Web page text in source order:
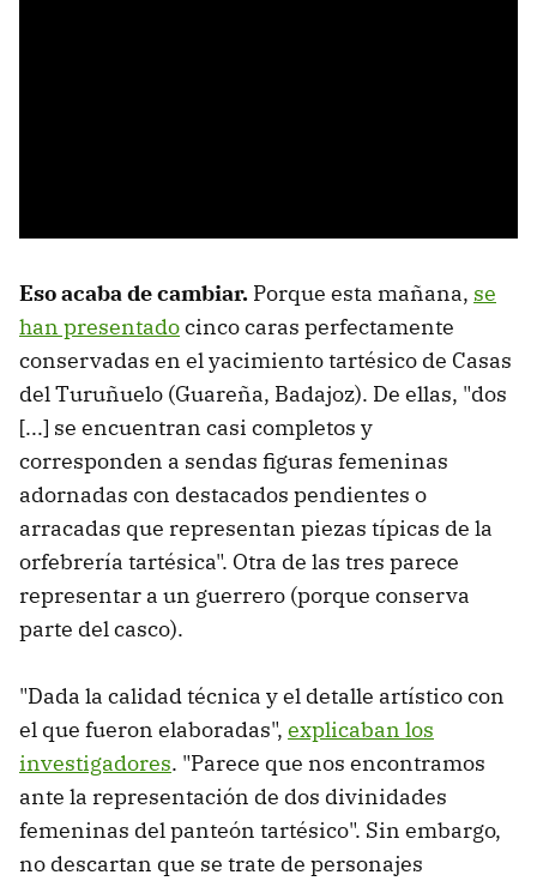
Eso acaba de cambiar. Porque esta mañana, se
han presentadocinco caras perfectamente
conservadas en el yacimiento tartésico de Casas
del Turuñuelo (Guareña, Badajoz). De ellas, "dos
[...] se encuentran casi completos y
corresponden a sendas figuras femeninas
adornadas con destacados pendientes o
arracadas que representan piezas típicas de la
orfebrería tartésica". Otra de las tres parece
representar a un guerrero (porque conserva
parte del casco).
"Dada la calidad técnica y el detalle artístico con
el que fueron elaboradas", explicaban los
investigadores. "Parece que nos encontramos
ante la representación de dos divinidades
femeninas del panteón tartésico". Sin embargo,
no descartan que se trate de personajes